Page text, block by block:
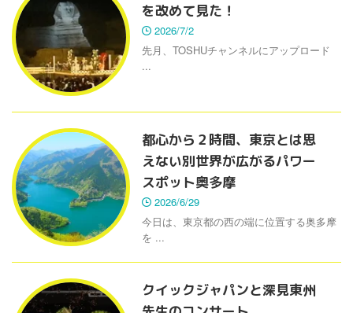
を改めて見た！
2026/7/2
先月、TOSHUチャンネルにアップロード
...
都心から２時間、東京とは思
えない別世界が広がるパワー
スポット奥多摩
2026/6/29
今日は、東京都の西の端に位置する奥多摩
を ...
クイックジャパンと深見東州